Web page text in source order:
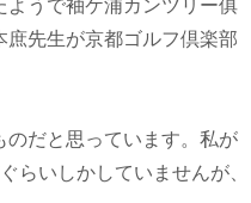
ようで袖ケ浦カンツリー俱
先生が京都ゴルフ倶楽部
だと思っています。私が
らいしかしていませんが、